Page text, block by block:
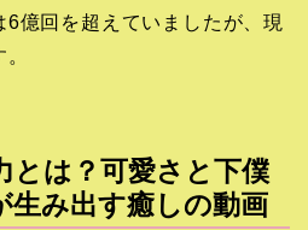
億回を超えていましたが、現
とは？可愛さと下僕
生み出す癒しの動画